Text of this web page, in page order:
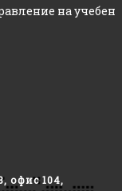
на учебен
офис 104,